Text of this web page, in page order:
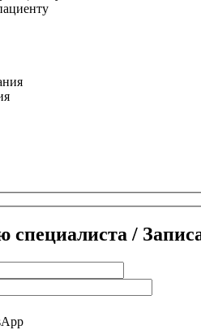
специалиста /